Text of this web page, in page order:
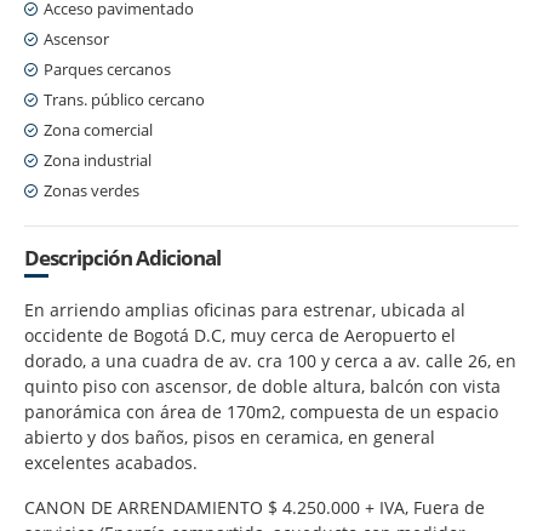
Acceso pavimentado
Ascensor
Parques cercanos
Trans. público cercano
Zona comercial
Zona industrial
Zonas verdes
Descripción Adicional
En arriendo amplias oficinas para estrenar, ubicada al
occidente de Bogotá D.C, muy cerca de Aeropuerto el
dorado, a una cuadra de av. cra 100 y cerca a av. calle 26, en
quinto piso con ascensor, de doble altura, balcón con vista
panorámica con área de 170m2, compuesta de un espacio
abierto y dos baños, pisos en ceramica, en general
excelentes acabados.
CANON DE ARRENDAMIENTO $ 4.250.000 + IVA, Fuera de